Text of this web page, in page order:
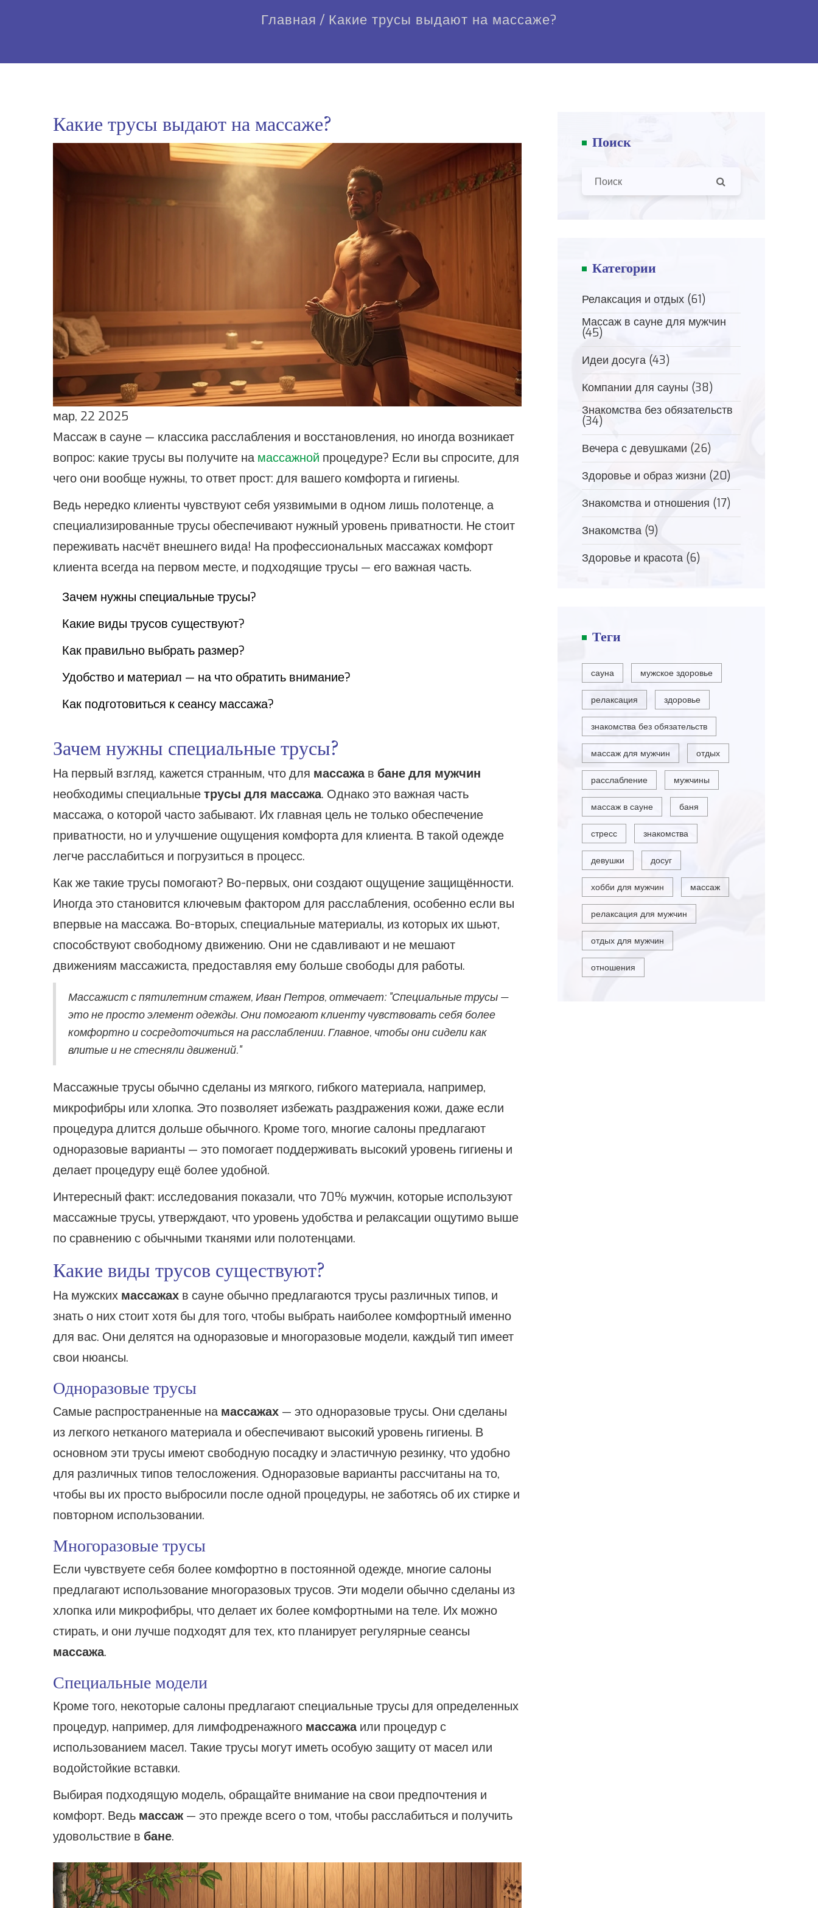
Главная / Какие трусы выдают на массаже?
Какие трусы выдают на массаже?
мар, 22 2025
Массаж в сауне — классика расслабления и восстановления, но иногда возникает
вопрос: какие трусы вы получите на массажной процедуре? Если вы спросите, для
чего они вообще нужны, то ответ прост: для вашего комфорта и гигиены.
Ведь нередко клиенты чувствуют себя уязвимыми в одном лишь полотенце, а
специализированные трусы обеспечивают нужный уровень приватности. Не стоит
переживать насчёт внешнего вида! На профессиональных массажах комфорт
клиента всегда на первом месте, и подходящие трусы — его важная часть.
Зачем нужны специальные трусы?
Какие виды трусов существуют?
Как правильно выбрать размер?
Удобство и материал — на что обратить внимание?
Как подготовиться к сеансу массажа?
Зачем нужны специальные трусы?
На первый взгляд, кажется странным, что для массажав бане для мужчин
необходимы специальныетрусы для массажа. Однако это важная часть
массажа, о которой часто забывают. Их главная цель не только обеспечение
приватности, но и улучшение ощущения комфорта для клиента. В такой одежде
легче расслабиться и погрузиться в процесс.
Как же такие трусы помогают? Во-первых, они создают ощущение защищённости.
Иногда это становится ключевым фактором для расслабления, особенно если вы
впервые на массажа. Во-вторых, специальные материалы, из которых их шьют,
способствуют свободному движению. Они не сдавливают и не мешают
движениям массажиста, предоставляя ему больше свободы для работы.
Массажист с пятилетним стажем, Иван Петров, отмечает: "Специальные трусы —
это не просто элемент одежды. Они помогают клиенту чувствовать себя более
комфортно и сосредоточиться на расслаблении. Главное, чтобы они сидели как
влитые и не стесняли движений."
Массажные трусы обычно сделаны из мягкого, гибкого материала, например,
микрофибры или хлопка. Это позволяет избежать раздражения кожи, даже если
процедура длится дольше обычного. Кроме того, многие салоны предлагают
одноразовые варианты — это помогает поддерживать высокий уровень гигиены и
делает процедуру ещё более удобной.
Интересный факт: исследования показали, что 70% мужчин, которые используют
массажные трусы, утверждают, что уровень удобства и релаксации ощутимо выше
по сравнению с обычными тканями или полотенцами.
Какие виды трусов существуют?
На мужских массажах в сауне обычно предлагаются трусы различных типов, и
знать о них стоит хотя бы для того, чтобы выбрать наиболее комфортный именно
для вас. Они делятся на одноразовые и многоразовые модели, каждый тип имеет
свои нюансы.
Одноразовые трусы
Самые распространенные на массажах — это одноразовые трусы. Они сделаны
из легкого нетканого материала и обеспечивают высокий уровень гигиены. В
основном эти трусы имеют свободную посадку и эластичную резинку, что удобно
для различных типов телосложения. Одноразовые варианты рассчитаны на то,
чтобы вы их просто выбросили после одной процедуры, не заботясь об их стирке и
повторном использовании.
Многоразовые трусы
Если чувствуете себя более комфортно в постоянной одежде, многие салоны
предлагают использование многоразовых трусов. Эти модели обычно сделаны из
хлопка или микрофибры, что делает их более комфортными на теле. Их можно
стирать, и они лучше подходят для тех, кто планирует регулярные сеансы
массажа.
Специальные модели
Кроме того, некоторые салоны предлагают специальные трусы для определенных
процедур, например, для лимфодренажного массажаили процедур с
использованием масел. Такие трусы могут иметь особую защиту от масел или
водойстойкие вставки.
Выбирая подходящую модель, обращайте внимание на свои предпочтения и
комфорт. Ведь массаж — это прежде всего о том, чтобы расслабиться и получить
удовольствие в бане.
Поиск
Категории
Релаксация и отдых (61)
Массаж в сауне для мужчин
(45)
Идеи досуга (43)
Компании для сауны (38)
Знакомства без обязательств
(34)
Вечера с девушками (26)
Здоровье и образ жизни (20)
Знакомства и отношения (17)
Знакомства (9)
Здоровье и красота (6)
Теги
сауна мужское здоровье
релаксация здоровье
знакомства без обязательств
массаж для мужчин отдых
расслабление мужчины
массаж в сауне баня
стресс знакомства
девушки досуг
хобби для мужчин массаж
релаксация для мужчин
отдых для мужчин
отношения